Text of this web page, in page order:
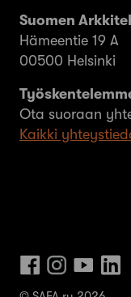
Suomen
Hämeentie 19 A
00500 Helsinki
Ota suoraan
Kaikki